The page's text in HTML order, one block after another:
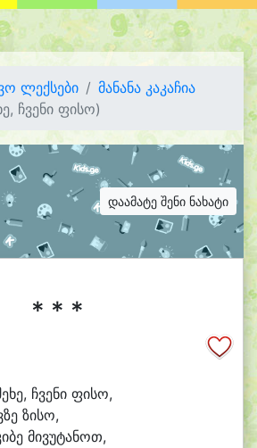
ლექსები
მანანა კაკაჩია
ჩვენი ფისო)
დაამატე შენი ნახატი
* * *
ხე, ჩვენი ფისო,
ზე ზისო,
ბე მივუტანოთ,